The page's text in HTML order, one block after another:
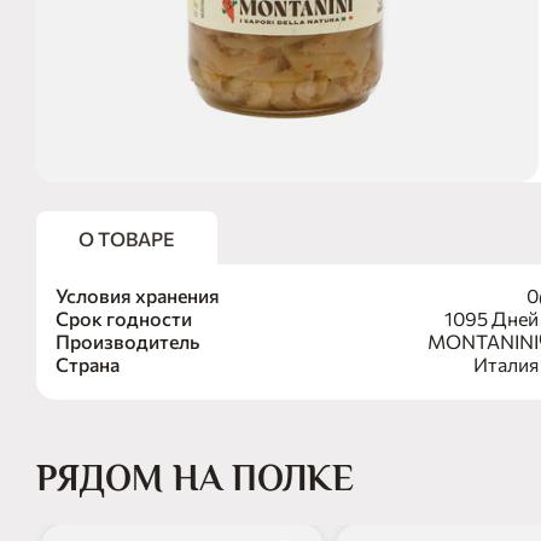
О ТОВАРЕ
Условия хранения
0
Срок годности
1095 Дней
Производитель
MONTANINI
Страна
Италия
РЯДОМ НА ПОЛКЕ